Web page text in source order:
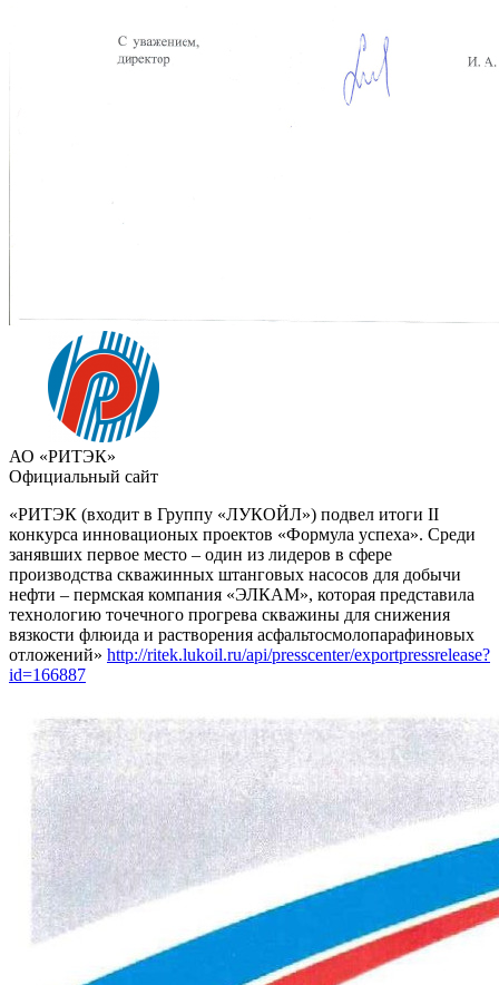
АО «РИТЭК»
Официальный сайт
«РИТЭК (входит в Группу «ЛУКОЙЛ») подвел итоги II
конкурса инновационых проектов «Формула успеха». Среди
занявших первое место – один из лидеров в сфере
производства скважинных штанговых насосов для добычи
нефти – пермская компания «ЭЛКАМ», которая представила
технологию точечного прогрева скважины для снижения
вязкости флюида и растворения асфальтосмолопарафиновых
отложений» http://ritek.lukoil.ru/api/presscenter/exportpressrelease?
id=166887